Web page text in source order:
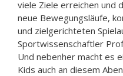
viele Ziele erreichen und
neue Bewegungsläufe,
und zielgerichteten
Sportwissenschaftler
Und nebenher macht es
Kids auch an diesem